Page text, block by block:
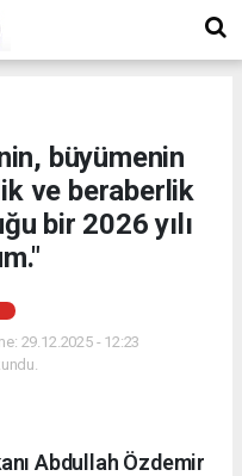
büyümenin
ve beraberlik
bir 2026 yılı
29.12.2025 - 12:23
Abdullah Özdemir